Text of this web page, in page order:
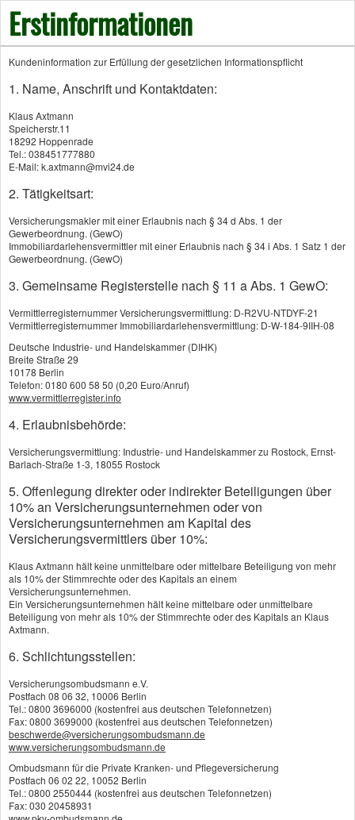
Transport-Versicherung
Schützen Sie Ihre Waren mit einer Transport-Versicherung
Mit einer Transport-Versicherung schützen Sie sich als
Gewerbetreibender vor Beschädigung und Verlust Ihrer
vom Gabelstapler fällt, bei einem Lkw-Unfall beschädigt wird
oder vom Frachthof gestohlen wird, müssen Sie mit hohem
Transporteure zahlen oft nicht genug, um entstandene
Schäden an Ihrer Ware voll zu ersetzen. Gegen dieses
finanzielle Risiko schützt Sie eine Transport-Versicherung.
Der Versicherer ersetzt teure Transportschäden
Die Transportversicherung lässt sich individuell auf die
Bedürfnisse Ihres Unternehmens zuschneiden. Versicherbar
sind Verlust und Sachschäden an den transportierten Gütern
selbst, aber auch Vermögensschäden Ihrer Kunden, die durch
verspätete Anlieferung entstehen. Die Transportversicherung
Erstinformationen
Kundeninformation zur Erfüllung der gesetzlichen Informationspflicht
1. Name, Anschrift und Kontaktdaten:
Klaus Axtmann
Speicherstr.11
18292 Hoppenrade
Tel.: 038451777880
E-Mail: k.axtmann@mvi24.de
2. Tätigkeitsart:
Versicherungsmakler mit einer Erlaubnis nach § 34 d Abs. 1 der
Gewerbeordnung. (GewO)
Immobiliardarlehensvermittler mit einer Erlaubnis nach § 34 i Abs. 1 Satz 1 der
Gewerbeordnung. (GewO)
3. Gemeinsame Registerstelle nach § 11 a Abs. 1 GewO:
Vermittlerregisternummer Versicherungsvermittlung: D-R2VU-NTDYF-21
Vermittlerregisternummer Immobiliardarlehensvermittlung: D-W-184-9IIH-08
Deutsche Industrie- und Handelskammer (DIHK)
Breite Straße 29
10178 Berlin
Telefon: 0180 600 58 50 (0,20 Euro/Anruf)
www.vermittlerregister.info
4. Erlaubnisbehörde:
Versicherungsvermittlung: Industrie- und Handelskammer zu Rostock, Ernst-
Barlach-Straße 1-3, 18055 Rostock
5. Offenlegung direkter oder indirekter Beteiligungen über
10% an Versicherungsunternehmen oder von
Versicherungsunternehmen am Kapital des
Versicherungsvermittlers über 10%:
Klaus Axtmann hält keine unmittelbare oder mittelbare Beteiligung von mehr
als 10% der Stimmrechte oder des Kapitals an einem
Versicherungsunternehmen.
Ein Versicherungsunternehmen hält keine mittelbare oder unmittelbare
Beteiligung von mehr als 10% der Stimmrechte oder des Kapitals an Klaus
Axtmann.
6. Schlichtungsstellen:
Versicherungsombudsmann e.V.
Postfach 08 06 32, 10006 Berlin
Tel.: 0800 3696000 (kostenfrei aus deutschen Telefonnetzen)
Fax: 0800 3699000 (kostenfrei aus deutschen Telefonnetzen)
beschwerde@versicherungsombudsmann.de
www.versicherungsombudsmann.de
Ombudsmann für die Private Kranken- und Pflegeversicherung
Postfach 06 02 22, 10052 Berlin
Tel.: 0800 2550444 (kostenfrei aus deutschen Telefonnetzen)
Fax: 030 20458931